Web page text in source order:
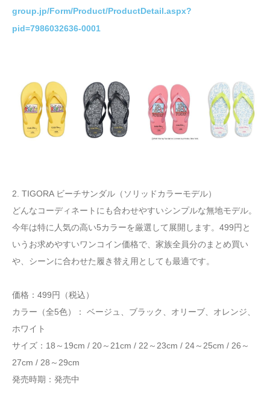
group.jp/Form/Product/ProductDetail.aspx?
pid=7986032636-0001
2. TIGORA ビーチサンダル（ソリッドカラーモデル）
どんなコーディネートにも合わせやすいシンプルな無地モデル。
今年は特に人気の高い5カラーを厳選して展開します。499円と
いうお求めやすいワンコイン価格で、家族全員分のまとめ買い
や、シーンに合わせた履き替え用としても最適です。
価格：499円（税込）
カラー（全5色）： ベージュ、ブラック、オリーブ、オレンジ、
ホワイト
サイズ：18～19cm / 20～21cm / 22～23cm / 24～25cm / 26～
27cm / 28～29cm
発売時期：発売中